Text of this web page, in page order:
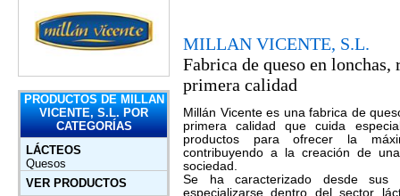
PRODUCTOS DE MILLAN
VICENTE, S.L. POR
CATEGORÍAS
LÁCTEOS
Quesos
VER PRODUCTOS
MILLAN VICENTE, S.L.
Fabrica de queso en lonchas,
primera calidad
Millán Vicente es una fabrica de
primera calidad que cuida
productos para ofrecer la
contribuyendo a la creación de
sociedad.
Se ha caracterizado desde
especializarse dentro del sector